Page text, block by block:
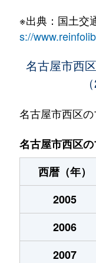
菊井
菊井
菊井
菊井
貴生町
清里町
※出典：国土交
s://
名古屋市西
名古屋市西区の
名古屋市西区
西暦（年）
2005
2006
2007